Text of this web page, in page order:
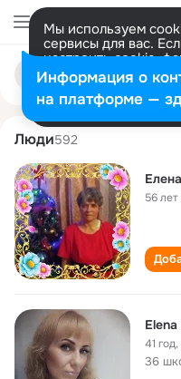
Мы используем
сервисы для вас.
настроить cookie-
представитель.
Разрешить все
Поиск
людям
elena ukolova
Люди592
56 лет
41 год,
36
Информация о
на платформе —